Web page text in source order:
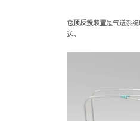
仓顶反投装置是气送系
送。